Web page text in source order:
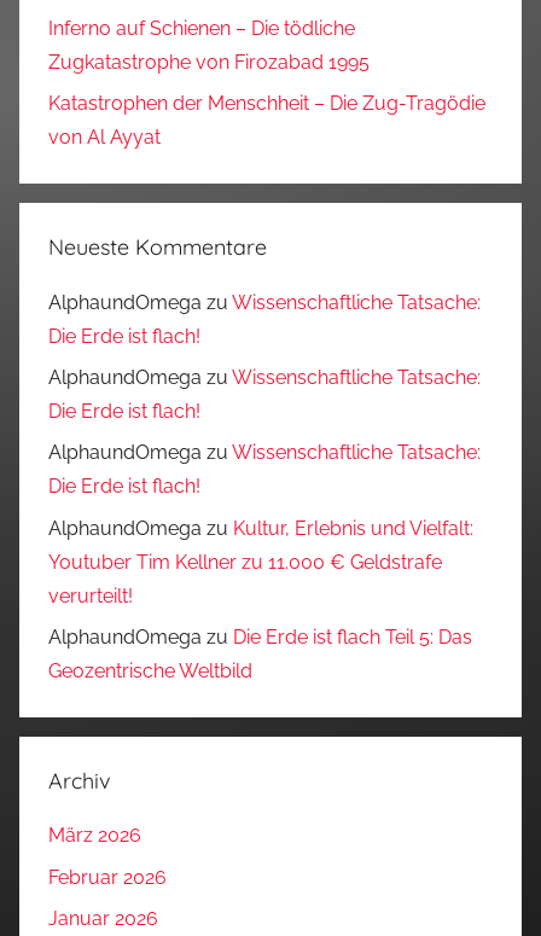
Inferno auf Schienen – Die tödliche
Zugkatastrophe von Firozabad 1995
Katastrophen der Menschheit – Die Zug-Tragödie
von Al Ayyat
Neueste Kommentare
AlphaundOmega zu Wissenschaftliche Tatsache:
Die Erde ist flach!
AlphaundOmega zu Wissenschaftliche Tatsache:
Die Erde ist flach!
AlphaundOmega zu Wissenschaftliche Tatsache:
Die Erde ist flach!
AlphaundOmega zu Kultur, Erlebnis und Vielfalt:
Youtuber Tim Kellner zu 11.000 € Geldstrafe
verurteilt!
AlphaundOmega zu Die Erde ist flach Teil 5: Das
Geozentrische Weltbild
Archiv
März 2026
Februar 2026
Januar 2026